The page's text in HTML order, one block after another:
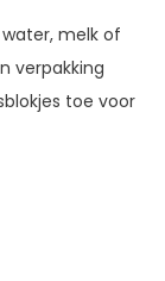
melk of
verpakking
toe voor